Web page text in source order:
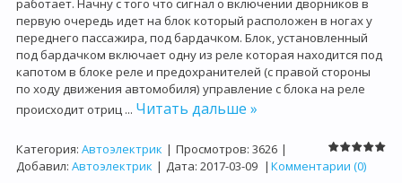
работает. Начну с того что сигнал о включении дворников в
первую очередь идет на блок который расположен в ногах у
переднего пассажира, под бардачком. Блок, установленный
под бардачком включает одну из реле которая находится под
капотом в блоке реле и предохранителей (с правой стороны
по ходу движения автомобиля) управление с блока на реле
происходит отриц ... Читать дальше »
Категория: Автоэлектрик | Просмотров: 3626 |
Добавил: Автоэлектрик | Дата: 2017-03-09 | Комментарии (0)